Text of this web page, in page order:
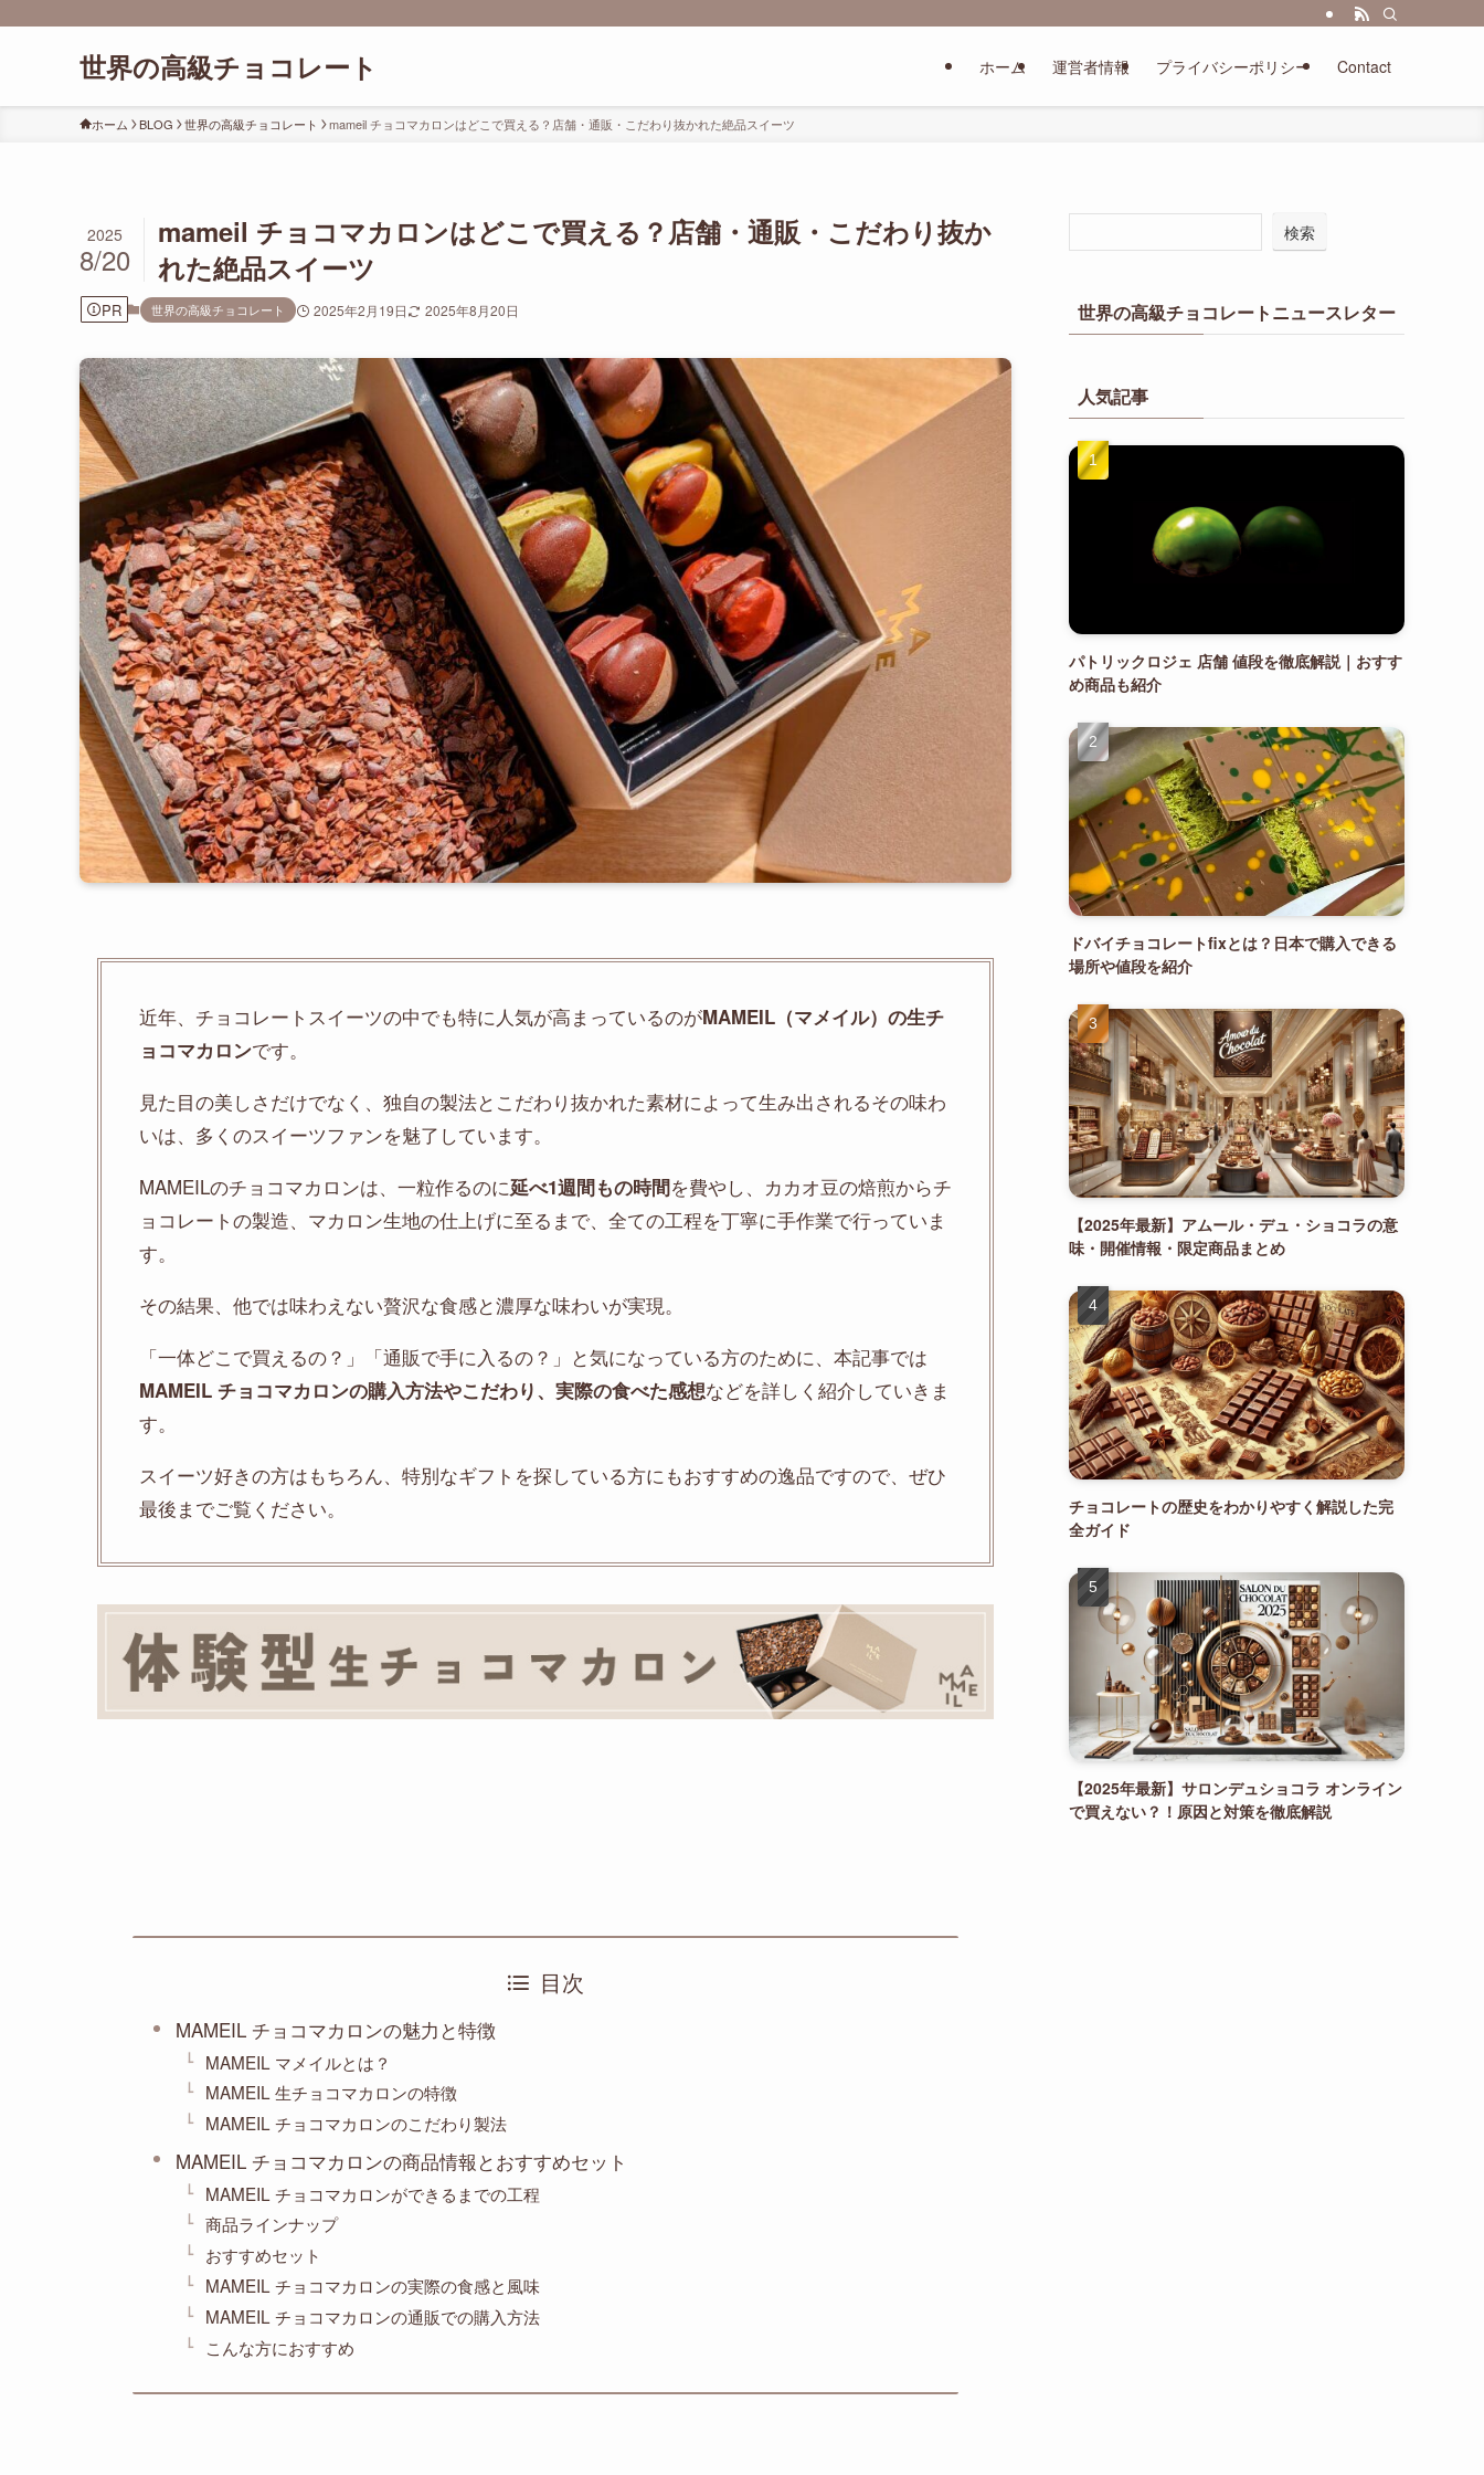
世界の高級チョコレート ホーム 運営者情報 プライバシーポリシー Contact
ホーム BLOG 世界の高級チョコレート mameil チョコマカロンはどこで買える？店舗・通販・こだわり抜かれた絶品スイーツ
mameil チョコマカロンはどこで買える？店舗・通販・こだわり抜か
れた絶品スイーツ
2025
8/20
PR 世界の高級チョコレート 2025年2月19日 2025年8月20日
近年、チョコレートスイーツの中でも特に人気が高まっているのがMAMEIL（マメイル）の生チ
ョコマカロンです。
見た目の美しさだけでなく、独自の製法とこだわり抜かれた素材によって生み出されるその味わ
いは、多くのスイーツファンを魅了しています。
MAMEILのチョコマカロンは、一粒作るのに延べ1週間もの時間を費やし、カカオ豆の焙煎からチ
ョコレートの製造、マカロン生地の仕上げに至るまで、全ての工程を丁寧に手作業で行っていま
す。
その結果、他では味わえない贅沢な食感と濃厚な味わいが実現。
「一体どこで買えるの？」「通販で手に入るの？」と気になっている方のために、本記事では
MAMEIL チョコマカロンの購入方法やこだわり、実際の食べた感想などを詳しく紹介していきま
す。
スイーツ好きの方はもちろん、特別なギフトを探している方にもおすすめの逸品ですので、ぜひ
最後までご覧ください。
目次
MAMEIL チョコマカロンの魅力と特徴
MAMEIL マメイルとは？
MAMEIL 生チョコマカロンの特徴
MAMEIL チョコマカロンのこだわり製法
MAMEIL チョコマカロンの商品情報とおすすめセット
MAMEIL チョコマカロンができるまでの工程
商品ラインナップ
おすすめセット
MAMEIL チョコマカロンの実際の食感と風味
MAMEIL チョコマカロンの通販での購入方法
こんな方におすすめ
検索
世界の高級チョコレートニュースレター
人気記事
パトリックロジェ 店舗 値段を徹底解説｜おすす
め商品も紹介
ドバイチョコレートfixとは？日本で購入できる
場所や値段を紹介
【2025年最新】アムール・デュ・ショコラの意
味・開催情報・限定商品まとめ
チョコレートの歴史をわかりやすく解説した完
全ガイド
【2025年最新】サロンデュショコラ オンライン
で買えない？！原因と対策を徹底解説